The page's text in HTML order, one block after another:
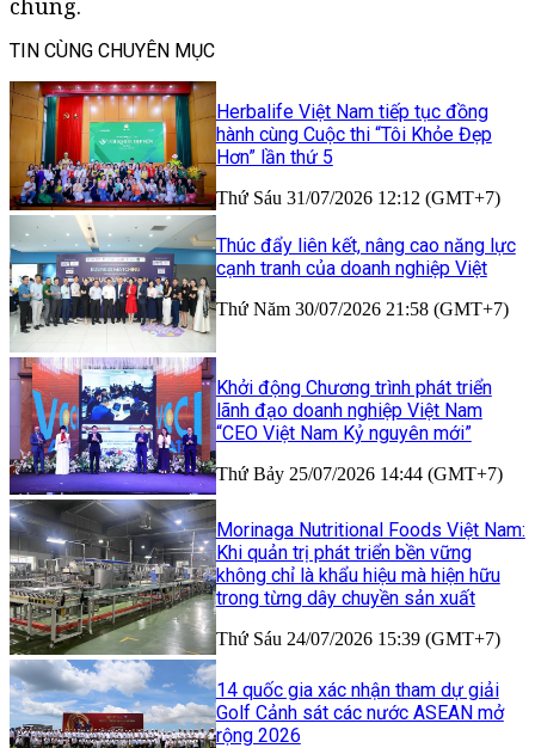
chung.
TIN CÙNG CHUYÊN MỤC
Herbalife Việt Nam tiếp tục đồng
hành cùng Cuộc thi “Tôi Khỏe Đẹp
Hơn” lần thứ 5
Thứ Sáu 31/07/2026 12:12 (GMT+7)
Thúc đẩy liên kết, nâng cao năng lực
cạnh tranh của doanh nghiệp Việt
Thứ Năm 30/07/2026 21:58 (GMT+7)
Khởi động Chương trình phát triển
lãnh đạo doanh nghiệp Việt Nam
“CEO Việt Nam Kỷ nguyên mới”
Thứ Bảy 25/07/2026 14:44 (GMT+7)
Morinaga Nutritional Foods Việt Nam:
Khi quản trị phát triển bền vững
không chỉ là khẩu hiệu mà hiện hữu
trong từng dây chuyền sản xuất
Thứ Sáu 24/07/2026 15:39 (GMT+7)
14 quốc gia xác nhận tham dự giải
Golf Cảnh sát các nước ASEAN mở
rộng 2026